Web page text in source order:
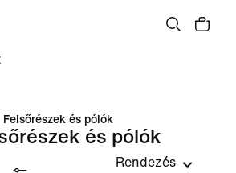
Felsőrészek és pólók
és pólók
Rendezés